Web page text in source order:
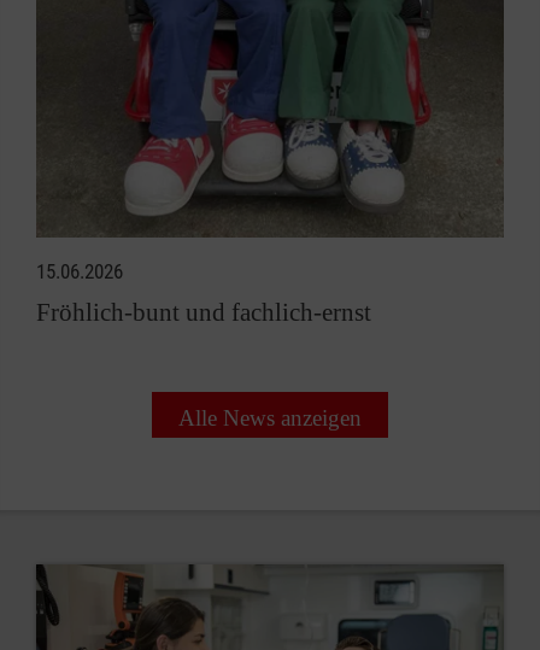
15.06.2026
Fröhlich-bunt und fachlich-ernst
Alle News anzeigen